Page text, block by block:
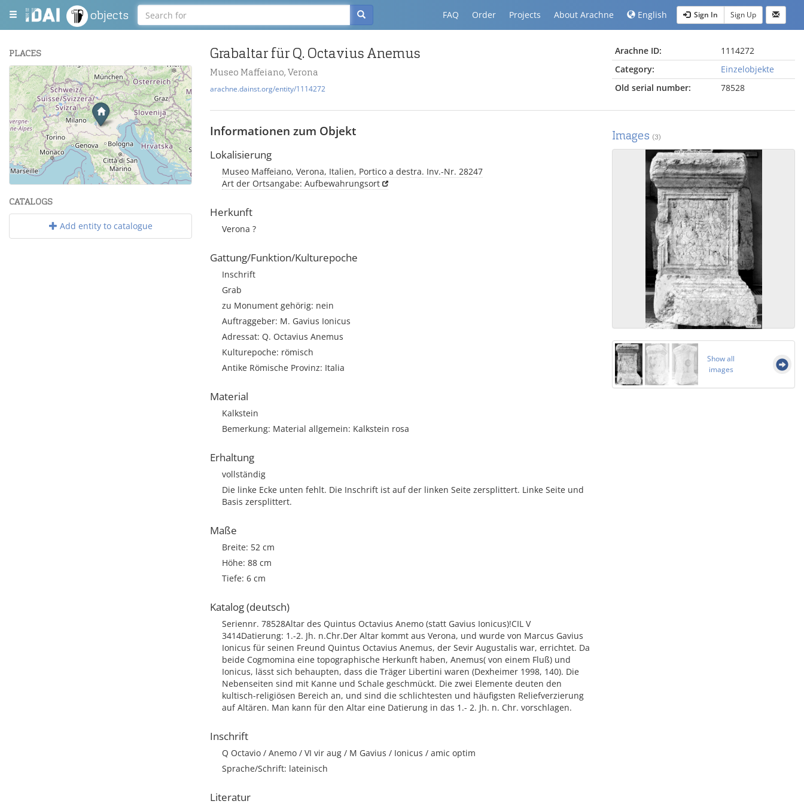
objects FAQ Order Projects About Arachne English Sign In Sign Up
PLACES
+
−
Leaflet | Maps and Data ©OpenStreetMap.
CATALOGS
Add entity to catalogue
Grabaltar für Q. Octavius Anemus
Museo Maffeiano, Verona
arachne.dainst.org/entity/1114272
Arachne ID:
1114272
Category:
Einzelobjekte
Old serial number:
78528
Informationen zum Objekt
Lokalisierung
Museo Maffeiano, Verona, Italien, Portico a destra. Inv.-Nr. 28247
Art der Ortsangabe: Aufbewahrungsort
Herkunft
Verona ?
Gattung/Funktion/Kulturepoche
Inschrift
Grab
zu Monument gehörig: nein
Auftraggeber: M. Gavius Ionicus
Adressat: Q. Octavius Anemus
Kulturepoche: römisch
Antike Römische Provinz: Italia
Material
Kalkstein
Bemerkung: Material allgemein: Kalkstein rosa
Erhaltung
vollständig
Die linke Ecke unten fehlt. Die Inschrift ist auf der linken Seite zersplittert. Linke Seite und
Basis zersplittert.
Maße
Breite: 52 cm
Höhe: 88 cm
Tiefe: 6 cm
Katalog (deutsch)
Seriennr. 78528Altar des Quintus Octavius Anemo (statt Gavius Ionicus)!CIL V
3414Datierung: 1.-2. Jh. n.Chr.Der Altar kommt aus Verona, und wurde von Marcus Gavius
Ionicus für seinen Freund Quintus Octavius Anemus, der Sevir Augustalis war, errichtet. Da
beide Cogmomina eine topographische Herkunft haben, Anemus( von einem Fluß) und
Ionicus, lässt sich behaupten, dass die Träger Libertini waren (Dexheimer 1998, 140). Die
Nebenseiten sind mit Kanne und Schale geschmückt. Die zwei Elemente deuten den
kultisch-religiösen Bereich an, und sind die schlichtesten und häufigsten Reliefverzierung
auf Altären. Man kann für den Altar eine Datierung in das 1.- 2. Jh. n. Chr. vorschlagen.
Inschrift
Q Octavio / Anemo / VI vir aug / M Gavius / Ionicus / amic optim
Sprache/Schrift: lateinisch
Literatur
Images (3)
Show all
images